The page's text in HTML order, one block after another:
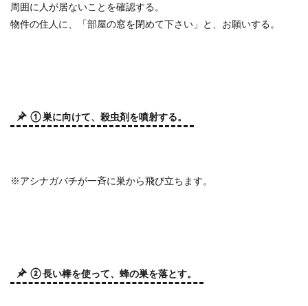
周囲に人が居ないことを確認する。
物件の住人に、「部屋の窓を閉めて下さい」と、お願いする。
① 巣に向けて、殺虫剤を噴射する。
※アシナガバチが一斉に巣から飛び立ちます。
② 長い棒を使って、蜂の巣を落とす。